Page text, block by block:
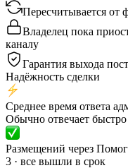
Пересчитывается от
Владелец пока
каналу
Гарантия выхода
Надёжность сделки
Среднее время ответа
Обычно отвечает быстро
Размещений через
3 · все вышли в срок